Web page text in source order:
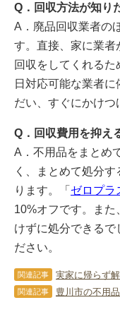
Q．回収方法が知り
A．廃品回収業者の
す。直接、家に業者
回収をしてくれる
日対応可能な業者
だい、すぐにかけつ
Q．回収費用を抑え
A．不用品をまとめ
く、まとめて処分
ります。「 ゼロプラ
10%オフです。ま
けずに処分できるで
ださい。
関連記事
関連記事